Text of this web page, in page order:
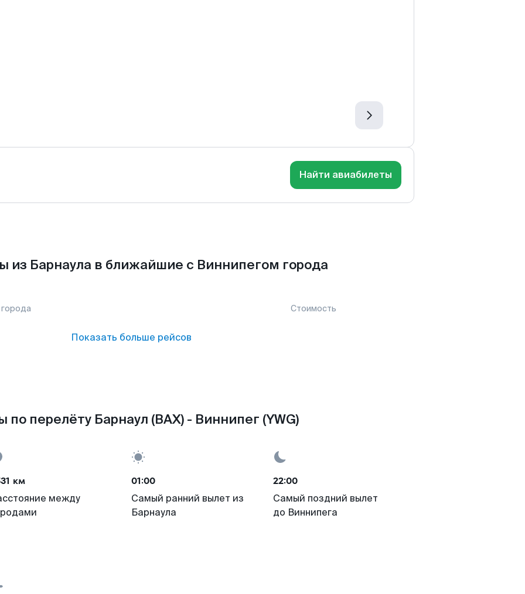
Найти авиабилеты
из Барнаула в ближайшие с Виннипегом города
Стоимость
Показать больше рейсов
по перелёту Барнаул (BAX) - Виннипег (YWG)
км
между
01:00
Самый ранний вылет из
Барнаула
22:00
Самый поздний вылет
до Виннипега